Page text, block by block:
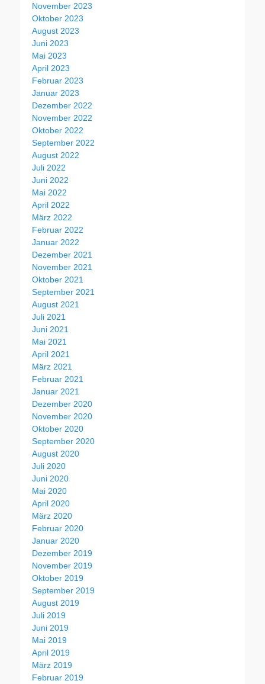
November 2023
Oktober 2023
August 2023
Juni 2023
Mai 2023
April 2023
Februar 2023
Januar 2023
Dezember 2022
November 2022
Oktober 2022
September 2022
August 2022
Juli 2022
Juni 2022
Mai 2022
April 2022
März 2022
Februar 2022
Januar 2022
Dezember 2021
November 2021
Oktober 2021
September 2021
August 2021
Juli 2021
Juni 2021
Mai 2021
April 2021
März 2021
Februar 2021
Januar 2021
Dezember 2020
November 2020
Oktober 2020
September 2020
August 2020
Juli 2020
Juni 2020
Mai 2020
April 2020
März 2020
Februar 2020
Januar 2020
Dezember 2019
November 2019
Oktober 2019
September 2019
August 2019
Juli 2019
Juni 2019
Mai 2019
April 2019
März 2019
Februar 2019